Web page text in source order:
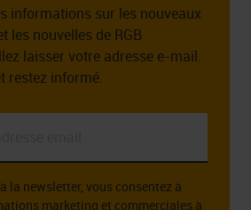
informations sur les nouveaux
les nouvelles de RGB
laisser votre adresse e-mail.
restez informé.
la newsletter, vous consentez à
marketing et commerciales à